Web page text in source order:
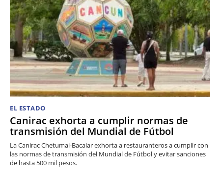
EL ESTADO
Canirac exhorta a cumplir normas de
transmisión del Mundial de Fútbol
La Canirac Chetumal-Bacalar exhorta a restauranteros a cumplir con
las normas de transmisión del Mundial de Fútbol y evitar sanciones
de hasta 500 mil pesos.